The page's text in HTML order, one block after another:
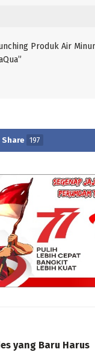
Produk Air
Share 197
yang Baru Harus